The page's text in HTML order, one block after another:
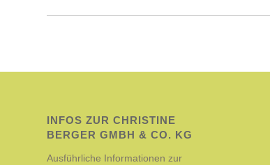
INFOS ZUR CHRISTINE
BERGER GMBH & CO. KG
Ausführliche Informationen zur